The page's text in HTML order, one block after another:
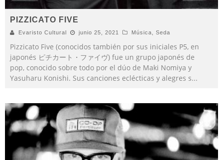
PIZZICATO FIVE
Evaristo Cultural junio 25, 2021 Música Seda
Pizzicato Five (conocidos también por sus iniciales P5, en
japonés ピチカート・ファイヴ) fue un grupo japonés de
pop, conocido sobre todo por el dúo de Maki Nomiya y
Yasuharu Konishi. Sus canciones eclécticas y alegres s...